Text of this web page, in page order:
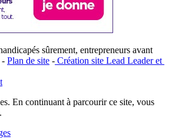
sûrement, entrepreneurs avant
- Plan de site - ​Création site ​​Lead Leader​ et ​
En continuant à parcourir ce site, vous